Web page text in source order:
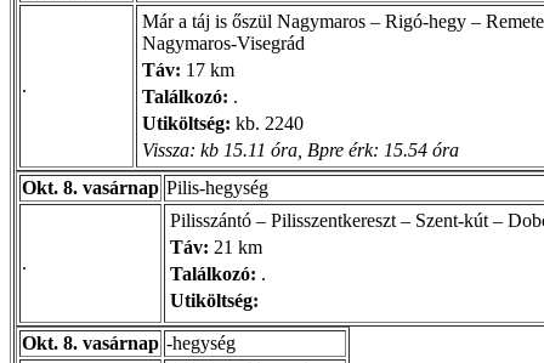
.
Már a táj is őszül Nagymaros – Rigó-hegy –
Nagymaros-Visegrád
Táv: 17 km
Találkozó: .
Utiköltség: kb. 2240
Vissza: kb 15.11 óra, Bpre érk: 15.54 óra
Okt. 8. vasárnap Pilis-hegység
.
Pilisszántó – Pilisszentkereszt – Szent-kút –
Táv: 21 km
Találkozó: .
Utiköltség:
Okt. 8. vasárnap -hegység